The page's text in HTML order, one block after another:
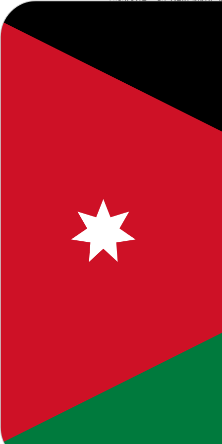
في التحضير للاختبارات وفهم الأساسيات.
في رفع التحصيل الأكاديمي.
أو استخدام خاصية البحث في الموقع للوصول إلى